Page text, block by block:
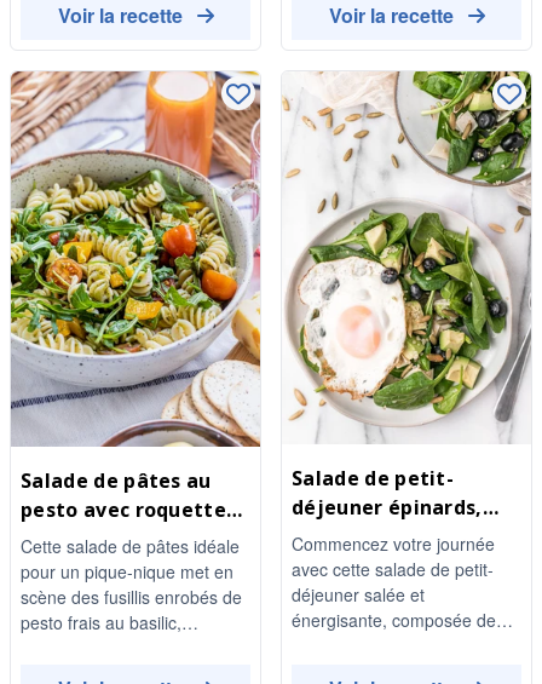
nutritif mais aussi
magnifiquement décoré de
graines et de noix, le tout
agrémenté d'un filet de miel
pour une touche de douceur.
Voir la recette
un mélange d'olives vertes et
de Kalamata, le tout relevé de
feta émiettée et de basilic
aromatique. Arrosée d'une
vinaigrette aux herbes et à
l'huile d'olive, c'est un plat
rafraîchissant parfai...
Voir la recette
Salade de pâtes au
pesto avec roquette
et tomates cerises
Cette salade de pâtes idéale
pour un pique-nique met en
scène des fusillis enrobés de
pesto frais au basilic,
Salade de petit-
déjeuner épinards,
avocat et myrtilles
Commencez votre journée
avec cette salade de petit-
déjeuner salée et
énergisante, composée de